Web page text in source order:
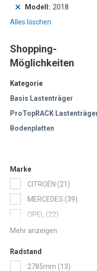
Modell
2018
Alles löschen
Shopping-
Möglichkeiten
Kategorie
Basis Lastenträger
ProTopRACK
Bodenplatten
Marke
CITROËN
21Artikel
MERCEDES
39Artikel
OPEL
22Artikel
PEUGEOT
Radstand
2785mm
13Artikel